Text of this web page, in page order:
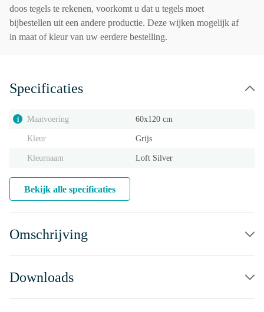
doos tegels te rekenen, voorkomt u dat u tegels moet
bijbestellen uit een andere productie. Deze wijken mogelijk af
in maat of kleur van uw eerdere bestelling.
Specificaties
i Maatvoering 60x120 cm
Kleur Grijs
Kleurnaam Loft Silver
Bekijk alle specificaties
Omschrijving
Downloads